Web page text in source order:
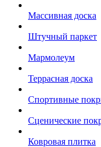
Массивная доска
Штучный паркет
Мармолеум
Террасная доска
Спортивные
Сценические
Ковровая плитка